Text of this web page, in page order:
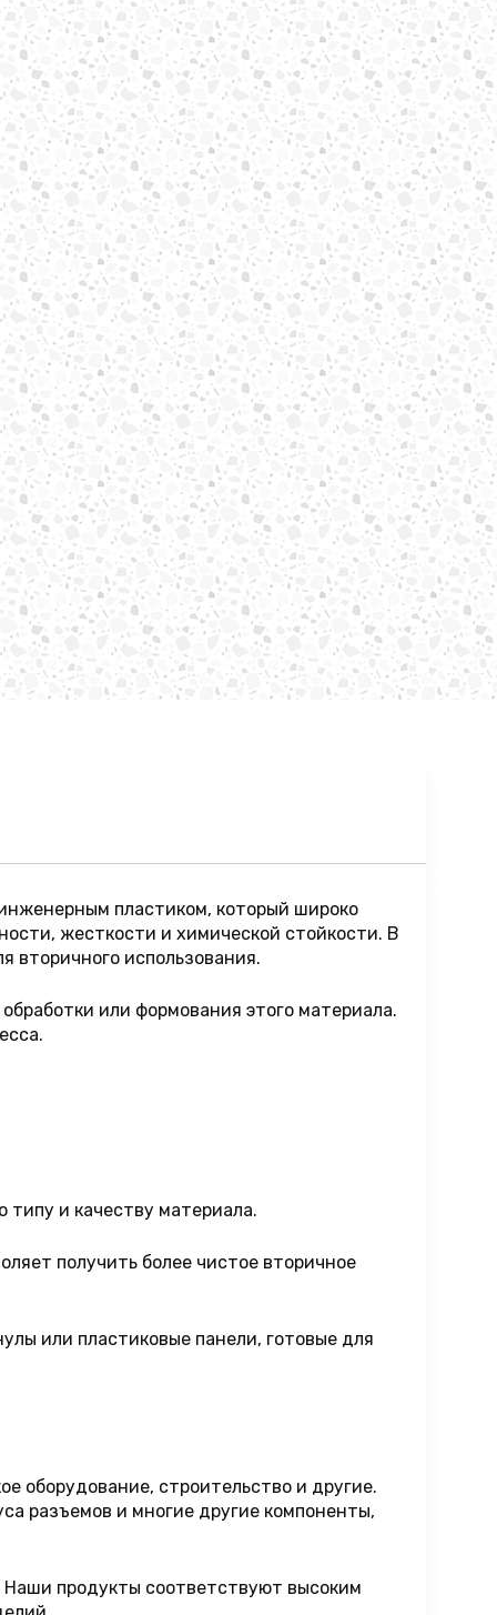
пластиком, который широко
жесткости и химической стойкости. В
вторичного использования.
или формования этого материала.
и качеству материала.
получить более чистое вторичное
или пластиковые панели, готовые для
оборудование, строительство и другие.
разъемов и многие другие компоненты,
продукты соответствуют высоким